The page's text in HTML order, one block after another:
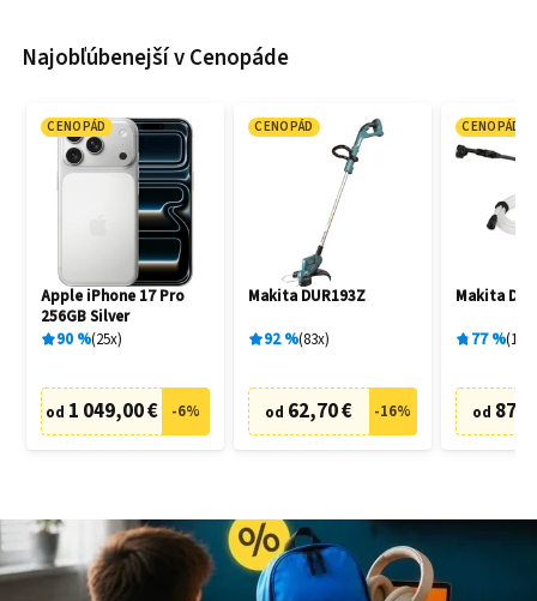
Najobľúbenejší v Cenopáde
CENOPÁD
Apple iPhone 17 Pro
256GB Silver
90% 25x
od 1 049,00 € -6%
CENOPÁD
Makita DUR193Z
92% 83x
od 62,70 € -16%
CENOPÁD
Makita
77% 19
od